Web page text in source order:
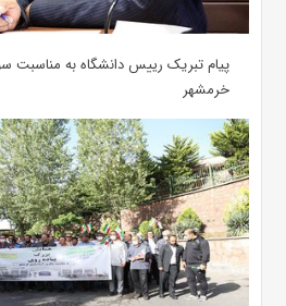
پیام تبریک رییس دانشگاه به مناسبت
خرمشهر